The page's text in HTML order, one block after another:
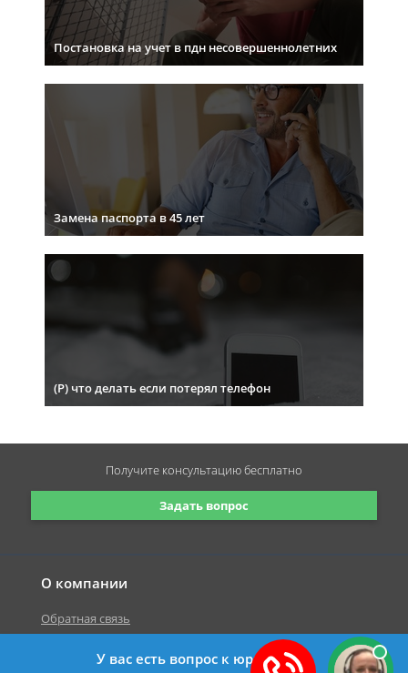
Постановка на учет в пдн несовершеннолетних
Замена паспорта в 45 лет
(Р) что делать если потерял телефон
О компании
Обратная связь
Задать вопрос
Получите консультациюбесплатно
У вас есть вопрос к юристу?